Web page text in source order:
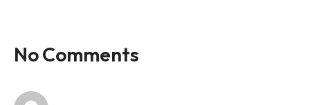
No Comments